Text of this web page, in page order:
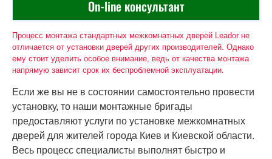
On-line консультант
Процесс монтажа стандартных межкомнатных дверей Leador не
отличается от установки дверей других производителей. Однако
ему стоит уделить особое внимание, ведь от качества монтажа
напрямую зависит срок их беспроблемной эксплуатации.
Если же вы не в состоянии самостоятельно провести
установку, то наши монтажные бригады
предоставляют услуги по установке межкомнатных
дверей для жителей города Киев и Киевской области.
Весь процесс специалисты выполнят быстро и